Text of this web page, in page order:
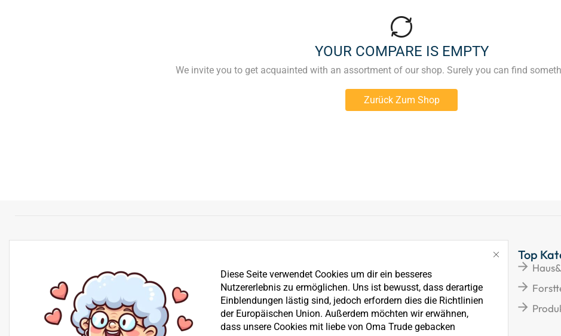
YOUR COMPARE IS EMPTY
We invite you to get acquainted with an assortment of our shop. Surely you can find
Zurück Zum Shop
Diese Seite verwendet Cookies um dir ein besseres
Nutzererlebnis zu ermöglichen. Uns ist bewusst, dass derartige
Einblendungen lästig sind, jedoch erfordern dies die Richtlinien
der Europäischen Union. Außerdem möchten wir erwähnen,
dass unsere Cookies mit liebe von Oma Trude gebacken
News
Kontakt
Top